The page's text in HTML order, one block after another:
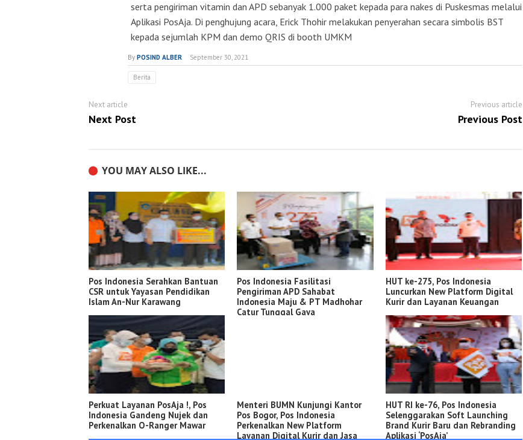
serta pengiriman vitamin dan APD sebanyak 1.000 paket kepada para nakes di Puskesmas melalui
Aplikasi PosAja. Di penghujung acara, Erick Thohir melakukan penyerahan secara simbolis BST
kepada sejumlah KPM dan demo QRIS di booth UMKM
By POSIND ALBER September 30, 2021
Berita
Next article
Next Post
Previous article
Previous Post
YOU MAY ALSO LIKE...
Pos Indonesia Serahkan Bantuan
CSR untuk Yayasan Pendidikan
Islam An-Nur Karawang
Pos Indonesia Fasilitasi
Pengiriman APD Sahabat
Indonesia Maju & PT Madhohar
Catur Tunggal Gaya
HUT ke-275, Pos Indonesia
Luncurkan New Platform Digital
Kurir dan Layanan Keuangan
Perkuat Layanan PosAja !, Pos
Indonesia Gandeng Nujek dan
Perkenalkan O-Ranger Mawar
Menteri BUMN Kunjungi Kantor
Pos Bogor, Pos Indonesia
Perkenalkan New Platform
Layanan Digital Kurir dan Jasa
HUT RI ke-76, Pos Indonesia
Selenggarakan Soft Launching
Brand Kurir Baru dan Rebranding
Aplikasi ‘PosAja’